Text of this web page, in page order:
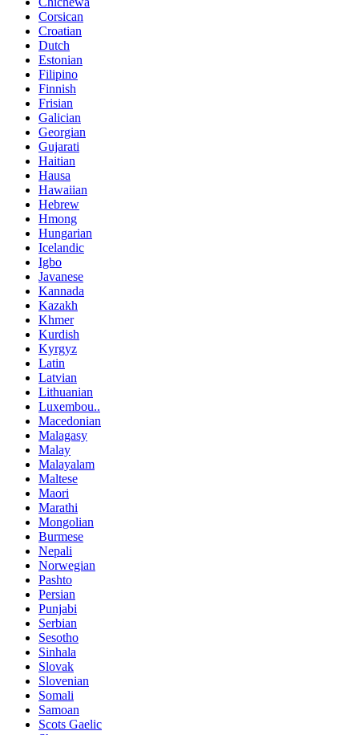
Corsican
Croatian
Dutch
Estonian
Filipino
Finnish
Frisian
Galician
Georgian
Gujarati
Haitian
Hausa
Hawaiian
Hebrew
Hmong
Hungarian
Icelandic
Igbo
Javanese
Kannada
Kazakh
Khmer
Kurdish
Kyrgyz
Latin
Latvian
Lithuanian
Luxembou..
Macedonian
Malagasy
Malay
Malayalam
Maltese
Maori
Marathi
Mongolian
Burmese
Nepali
Norwegian
Pashto
Persian
Punjabi
Serbian
Sesotho
Sinhala
Slovak
Slovenian
Somali
Samoan
Scots Gaelic